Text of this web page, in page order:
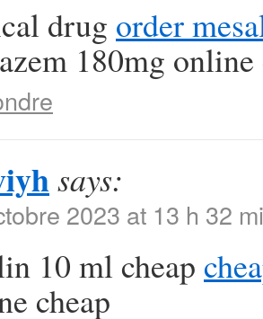
drug order
180mg online
says:
2023 at 13 h 32
10 ml cheap
cheap